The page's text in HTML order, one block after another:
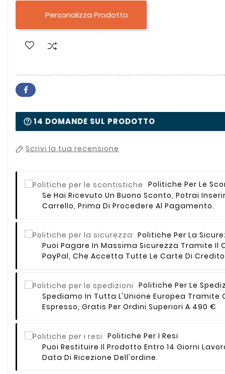
Personalizza Prodotto
14 DOMANDE SUL PRODOTTO
Scrivi la tua recensione
Politiche Per Le
Se Hai Ricevuto Un Buono Sconto, Potrai
Carrello, Prima Di Procedere Al Pagamento.
Politiche Per La
Puoi Pagare In Massima Sicurezza Tramite Il
PayPal, Che Accetta Tutte Le Carte Di
Politiche Per Le
Spediamo In Tutta L'Unione Europea Tramite
Espresso, Gratis Per Ordini Superiori A 490 €
Politiche Per I Resi
Puoi Restituire Il Prodotto Entro 14 Giorni
Data Di Ricezione Dell'ordine.